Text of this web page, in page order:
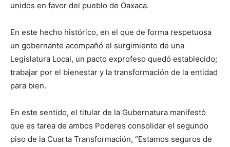
unidos en favor del pueblo de Oaxaca.
En este hecho histórico, en el que de forma respetuosa
un gobernante acompañó el surgimiento de una
Legislatura Local, un pacto exprofeso quedó establecido;
trabajar por el bienestar y la transformación de la entidad
para bien.
En este sentido, el titular de la Gubernatura manifestó
que es tarea de ambos Poderes consolidar el segundo
piso de la Cuarta Transformación, “Estamos seguros de